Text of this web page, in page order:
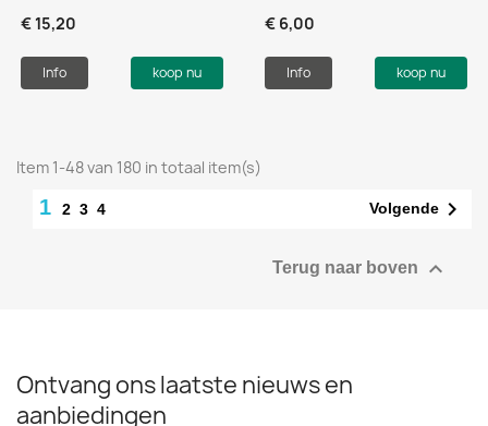
€ 15,20
Info koop nu
€ 6,00
Info koop nu
Item 1-48 van 180 in totaal item(s)
1 2 3 4 Volgende 
Terug naar boven 
Ontvang ons laatste nieuws en
aanbiedingen